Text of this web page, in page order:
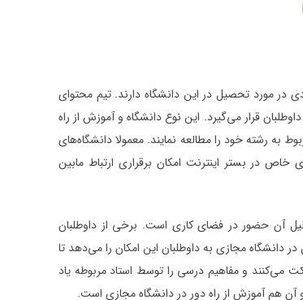
مورد تحصیل در این دانشگاه دارند. تیم محتوای
قرار می‌گیرد. این نوع دانشگاه و آموزش از راه
به رشته خود را مطالعه نمایند. معمولا دانشگاه‌های
خاص در بستر اینترنت امکان برقراری ارتباط مابین
آن حضور در فضای کاری است. برخی از داوطلبان
مجازی به داوطلبان این امکان را می‌دهد تا
و مفاهیم درسی را توسط استاد مربوطه یاد
و آن هم آموزش از راه دور در دانشگاه مجازی است.